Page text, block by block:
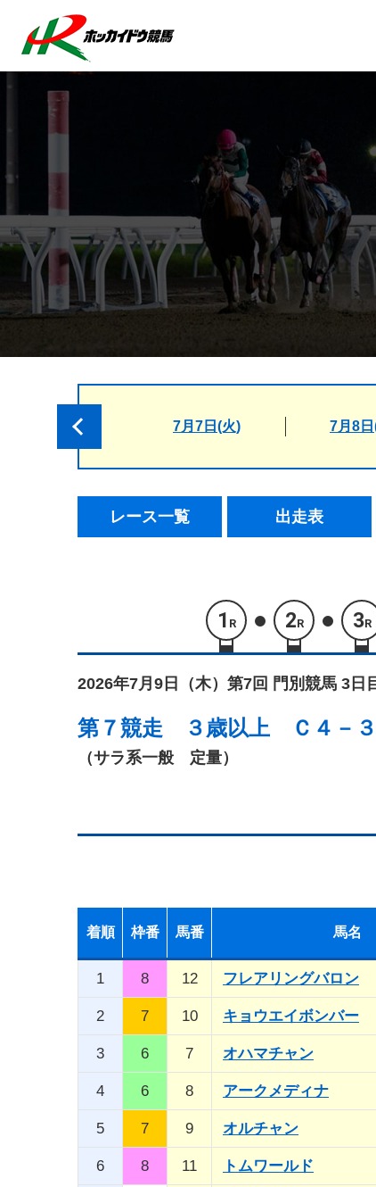
7月7日(火) 7月8
レース一覧 出走表
1 R 2R 3R
2026年7月9日（木） 第7回 門別競馬 3
第７競走 ３歳以上 Ｃ４－３
（サラ系一般 定量）
着順 枠番 馬番 馬名
1 8 12 フレアリングバロン
2 7 10 キョウエイボンバー
3 6 7 オハマチャン
4 6 8 アークメディナ
5 7 9 オルチャン
6 8 11 トムワールド